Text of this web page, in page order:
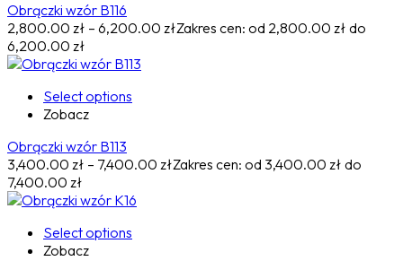
Obrączki wzór B116
2,800.00 zł – 6,200.00 złZakres cen: od 2,800.00 zł do
6,200.00 zł
Select options
Zobacz
Obrączki wzór B113
3,400.00 zł – 7,400.00 złZakres cen: od 3,400.00 zł do
7,400.00 zł
Select options
Zobacz